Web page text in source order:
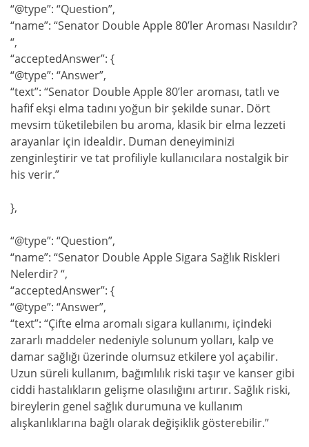
“@type”: “Question”,
“name”: “Senator Double Apple 80’ler Aroması Nasıldır?
“,
“acceptedAnswer”: {
“@type”: “Answer”,
“text”: “Senator Double Apple 80’ler aroması, tatlı ve
hafif ekşi elma tadını yoğun bir şekilde sunar. Dört
mevsim tüketilebilen bu aroma, klasik bir elma lezzeti
arayanlar için idealdir. Duman deneyiminizi
zenginleştirir ve tat profiliyle kullanıcılara nostalgik bir
his verir.”
},
“@type”: “Question”,
“name”: “Senator Double Apple Sigara Sağlık Riskleri
Nelerdir? “,
“acceptedAnswer”: {
“@type”: “Answer”,
“text”: “Çifte elma aromalı sigara kullanımı, içindeki
zararlı maddeler nedeniyle solunum yolları, kalp ve
damar sağlığı üzerinde olumsuz etkilere yol açabilir.
Uzun süreli kullanım, bağımlılık riski taşır ve kanser gibi
ciddi hastalıkların gelişme olasılığını artırır. Sağlık riski,
bireylerin genel sağlık durumuna ve kullanım
alışkanlıklarına bağlı olarak değişiklik gösterebilir.”